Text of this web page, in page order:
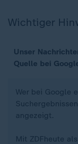
Wichtiger
Unser
Quelle bei
Wer bei Google
angezeigt.
Mit ZDFheute